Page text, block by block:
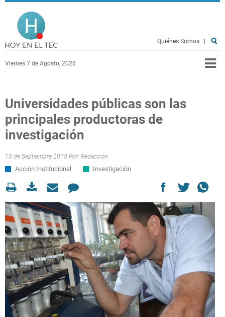
Pasar al contenido principal
Viernes 7 de Agosto, 2026
Quiénes Somos
Universidades públicas son las
principales productoras de
investigación
13 de Septiembre 2015 Por: Redacción
Acción Institucional Investigación